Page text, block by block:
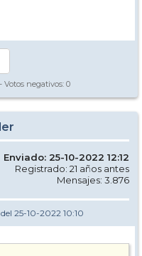
- Votos negativos: 0
Enviado: 25-10-2022 12:12
Registrado: 21 años antes
Mensajes: 3.876
del 25-10-2022 10:10